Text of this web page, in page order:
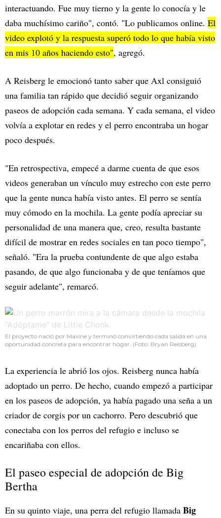
interactuando. Fue muy tierno y la gente lo conocía y le
daba muchísimo cariño", contó. "Lo publicamos online. El
video explotó y la respuesta superó todo lo que había visto
en mis 10 años haciendo esto", agregó.
A Reisberg le emocionó tanto saber que Axl consiguió
una familia tan rápido que decidió seguir organizando
paseos de adopción cada semana. Y cada semana, el video
volvía a explotar en redes y el perro encontraba un hogar
poco después.
"En retrospectiva, empecé a darme cuenta de que esos
videos generaban un vínculo muy estrecho con este perro
que la gente nunca había visto antes. El perro se sentía
muy cómodo en la mochila. La gente podía apreciar su
personalidad de una manera que, creo, resulta bastante
difícil de mostrar en redes sociales en tan poco tiempo",
señaló. "Era la prueba contundente de que algo estaba
pasando, de que algo funcionaba y de que teníamos que
seguir adelante", remarcó.
El proyecto nació por Maxine y terminó convirtiendo cada salida en una
oportunidad concreta para encontrar hogar. (Foto: Bryan Reisberg)
La experiencia le abrió los ojos. Reisberg nunca había
adoptado un perro. De hecho, cuando empezó a participar
en los paseos de adopción, ya había pagado una seña a un
criador de corgis por un cachorro. Pero descubrió que
conectaba con los perros del refugio e incluso se
encariñaba con ellos.
El paseo especial de adopción de Big
Bertha
En su quinto viaje, una perra del refugio llamada Big